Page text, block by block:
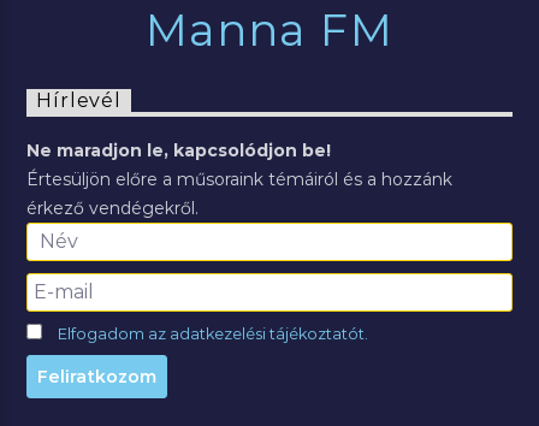
Manna FM
Hírlevél
Ne maradjon le, kapcsolódjon be!
Értesüljön előre a műsoraink témáiról és a hozzánk
érkező vendégekről.
Elfogadom az adatkezelési tájékoztatót.